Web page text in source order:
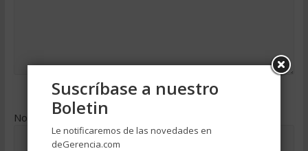
Nombre*
Suscríbase a nuestro
Boletin
Le notificaremos de las novedades en
deGerencia.com